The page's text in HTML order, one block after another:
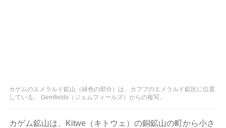
カゲムのエメラルド鉱山（緑色の部分）は、カフブのエメラルド鉱区に位置
している。 Gemfields（ジェムフィールズ）からの複写。
カゲム鉱山は、Kitwe（キトウェ）の銅鉱山の町から小さ